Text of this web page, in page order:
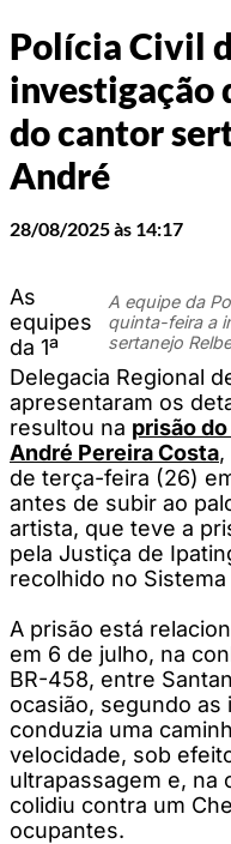
Polícia Civil
investigação
do cantor
André
28/08/2025 às 14:17
A equipe da
quinta-feira a
sertanejo
As
equipes
da 1ª
Delegacia Regional
apresentaram os
resultou na prisão
André Pereira Costa,
de terça-feira (26)
antes de subir ao
artista, que teve a
pela Justiça de
recolhido no
A prisão está
em 6 de julho, na
BR-458, entre
ocasião, segundo
conduzia uma
velocidade, sob
ultrapassagem e, na
colidiu contra um
ocupantes.